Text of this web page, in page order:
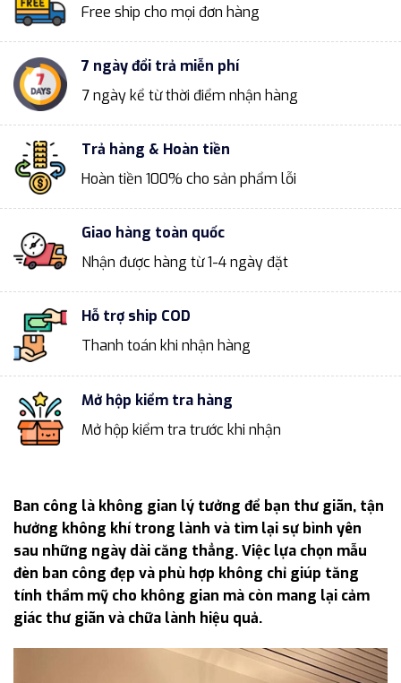
Free ship cho mọi đơn hàng
7 ngày đổi trả miễn phí
7 ngày kể từ thời điểm nhận hàng
Trả hàng & Hoàn tiền
Hoàn tiền 100% cho sản phẩm lỗi
Giao hàng toàn quốc
Nhận được hàng từ 1-4 ngày đặt
Hỗ trợ ship COD
Thanh toán khi nhận hàng
Mở hộp kiểm tra hàng
Mở hộp kiểm tra trước khi nhận
Ban công là không gian lý tưởng để bạn thư giãn, tận
hưởng không khí trong lành và tìm lại sự bình yên
sau những ngày dài căng thẳng. Việc lựa chọn mẫu
đèn ban công đẹp và phù hợp không chỉ giúp tăng
tính thẩm mỹ cho không gian mà còn mang lại cảm
giác thư giãn và chữa lành hiệu quả.